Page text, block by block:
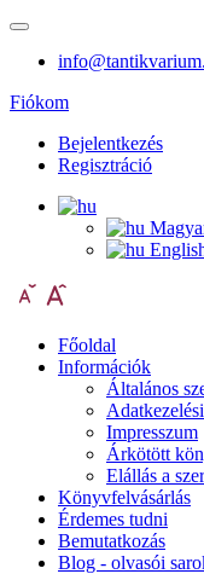
Fiókom
Bejelentkezés
Regisztráció
Főoldal
Információk
Általános
Impresszum
Árkötött
Elállás a
Könyvfelvásárlás
Érdemes tudni
Bemutatkozás
Blog - olvasói